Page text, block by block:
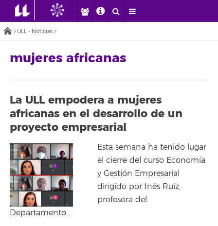
ULL - Noticias
mujeres africanas
La ULL empodera a mujeres
africanas en el desarrollo de un
proyecto empresarial
Esta semana ha tenido lugar
el cierre del curso Economía
y Gestión Empresarial
dirigido por Inés Ruiz,
profesora del
Departamento…